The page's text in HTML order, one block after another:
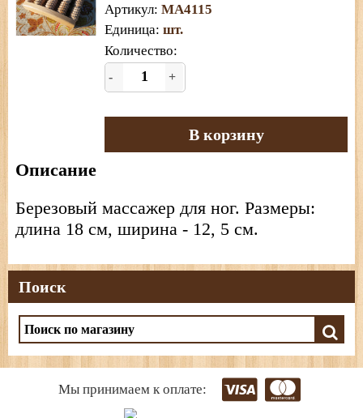
Артикул: МА4115
Единица: шт.
Количество:
- +
В корзину
Описание
Березовый массажер для ног. Размеры:
длина 18 см, ширина - 12, 5 см.
Поиск
Мы принимаем к оплате: